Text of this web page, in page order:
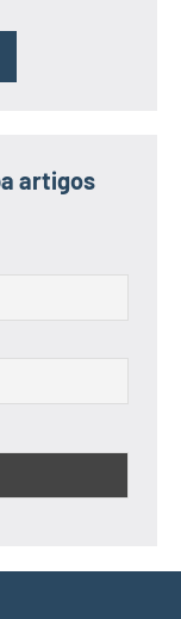
artigos